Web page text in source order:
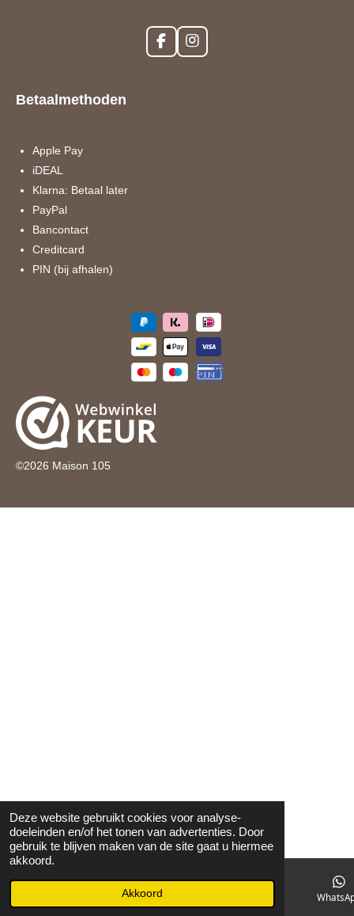
Deze website gebruikt cookies voor analyse-
doeleinden en/of het tonen van advertenties. Door
gebruik te blijven maken van de site gaat u hiermee
akkoord.
Akkoord
F
a
I
n
Betaalmethoden
Apple Pay
iDEAL
Klarna: Betaal later
PayPal
Bancontact
Creditcard
PIN (bij afhalen)
©2026 Maison 105